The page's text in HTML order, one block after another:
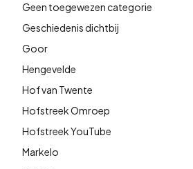
Geen toegewezen categorie
Geschiedenis dichtbij
Goor
Hengevelde
Hof van Twente
Hofstreek Omroep
Hofstreek YouTube
Markelo